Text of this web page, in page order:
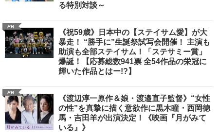
る特別対談～
PR
《祝59歳》日本中の【ステイサム愛】が大
暴走！ “勝手に”生誕祭試写会開催！ 主演も
助演も全部ステイサム！「ステサミー賞」
爆誕！【応募総数941票 全54作品の栄冠に
輝いた作品とはー!?】
PR
《渡辺淳一原作＆娘・渡邉直子監督》“女性
の性”を真摯に描く意欲作に黒木瞳・西岡德
馬・吉田羊が出演決定！《映画『月がみて
いる』》